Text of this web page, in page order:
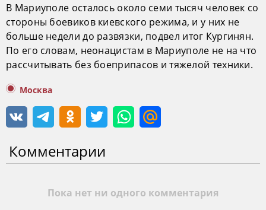
В Мариуполе осталось около семи тысяч человек со
стороны боевиков киевского режима, и у них не
больше недели до развязки, подвел итог Кургинян.
По его словам, неонацистам в Мариуполе не на что
рассчитывать без боеприпасов и тяжелой техники.
Москва
Комментарии
Пока нет ни одного комментария